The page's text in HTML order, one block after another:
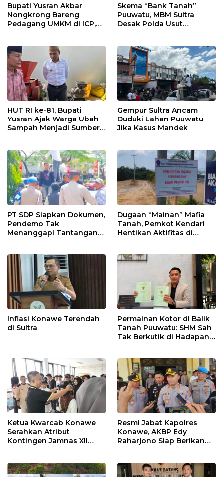
Bupati Yusran Akbar
Nongkrong Bareng
Pedagang UMKM di ICP,
Kerakyatan
Skema “Bank Tanah”
Puuwatu, MBM Sultra
Desak Polda Usut
HUT RI ke-81, Bupati
Yusran Ajak Warga Ubah
Sampah Menjadi Sumber
Gempur Sultra Ancam
Duduki Lahan Puuwatu
Jika Kasus Mandek
PT SDP Siapkan Dokumen,
Pendemo Tak
Menanggapi Tantangan
Dugaan “Mainan” Mafia
Tanah, Pemkot Kendari
Hentikan Aktifitas di
Inflasi Konawe Terendah
di Sultra
Permainan Kotor di Balik
Tanah Puuwatu: SHM Sah
Tak Berkutik di Hadapan
Ketua Kwarcab Konawe
Serahkan Atribut
Kontingen Jamnas XII
Resmi Jabat Kapolres
Konawe, AKBP Edy
Raharjono Siap Berikan